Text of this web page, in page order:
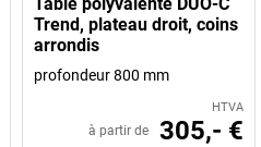
Trend, plateau droit, coins
arrondis
profondeur 800 mm
HTVA
à partir de 305,- €